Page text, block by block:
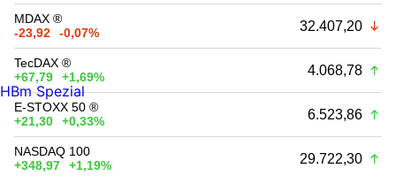
MDAX ®
-23,92
-0,07% 32.407,20
TecDAX ®
+67,79
+1,69% 4.068,78
E-STOXX 50 ®
+21,30
+0,33% 6.523,86
NASDAQ 100
+348,97
+1,19% 29.722,30
HBm Spezial